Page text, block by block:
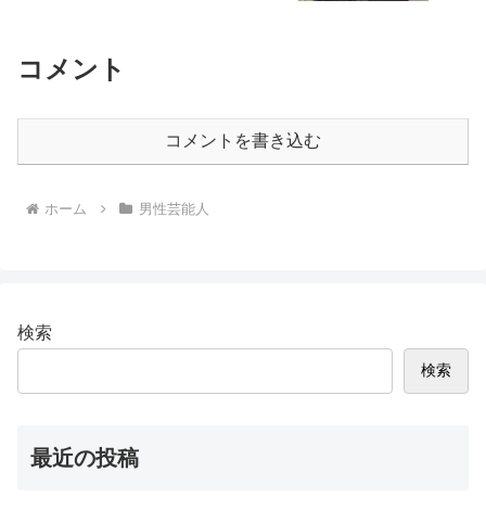
コメント
コメントを書き込む
ホーム 男性芸能人
検索
検索
最近の投稿